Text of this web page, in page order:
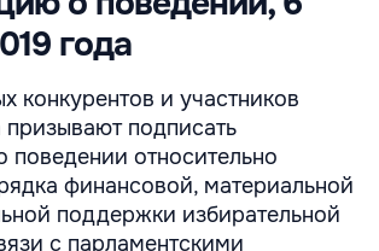
года
конкурентов и участников
подписать
относительно
финансовой, материальной
поддержки избирательной
с парламентскими